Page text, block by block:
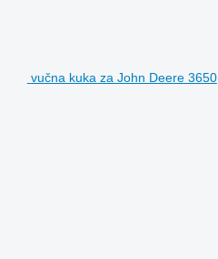
vučna kuka za John Deere 3650